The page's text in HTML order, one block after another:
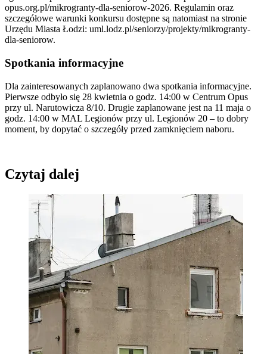
opus.org.pl/mikrogranty-dla-seniorow-2026. Regulamin oraz
szczegółowe warunki konkursu dostępne są natomiast na stronie
Urzędu Miasta Łodzi: uml.lodz.pl/seniorzy/projekty/mikrogranty-
dla-seniorow.
Spotkania informacyjne
Dla zainteresowanych zaplanowano dwa spotkania informacyjne.
Pierwsze odbyło się 28 kwietnia o godz. 14:00 w Centrum Opus
przy ul. Narutowicza 8/10. Drugie zaplanowane jest na 11 maja o
godz. 14:00 w MAL Legionów przy ul. Legionów 20 – to dobry
moment, by dopytać o szczegóły przed zamknięciem naboru.
Czytaj dalej